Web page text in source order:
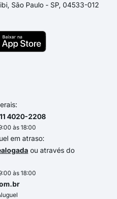
São Paulo - SP, 04533-012
4020-2208
às 18:00
em atraso:
ou através do
às 18:00